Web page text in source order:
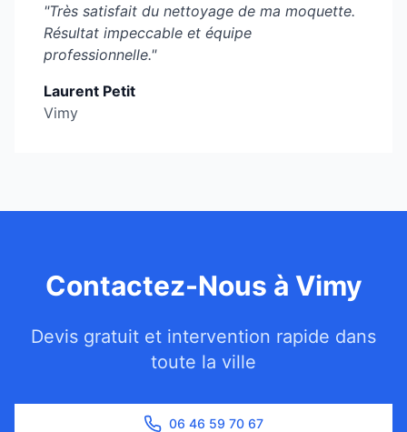
"Très satisfait du nettoyage de ma moquette.
Résultat impeccable et équipe
professionnelle."
Laurent Petit
Vimy
Contactez-Nous à Vimy
Devis gratuit et intervention rapide dans
toute la ville
06 46 59 70 67